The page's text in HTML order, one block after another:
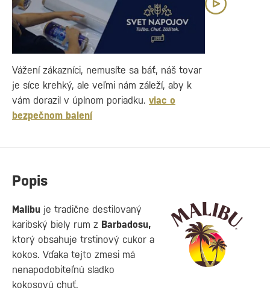
Popis
Malibu je tradične destilovaný
karibský biely rum z Barbadosu,
ktorý obsahuje trstinový cukor a
kokos. Vďaka tejto zmesi má
nenapodobiteľnú sladko
kokosovú chuť.
Vážení zákazníci, nemusíte sa báť, náš tovar
je síce krehký, ale veľmi nám záleží, aby k
vám dorazil v úplnom poriadku. viac o
bezpečnom balení